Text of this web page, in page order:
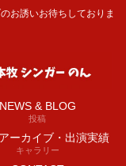
お誘いお待ちしておりま
NEWS & BLOG
投稿
ーカイブ・出演実績
キャラリー